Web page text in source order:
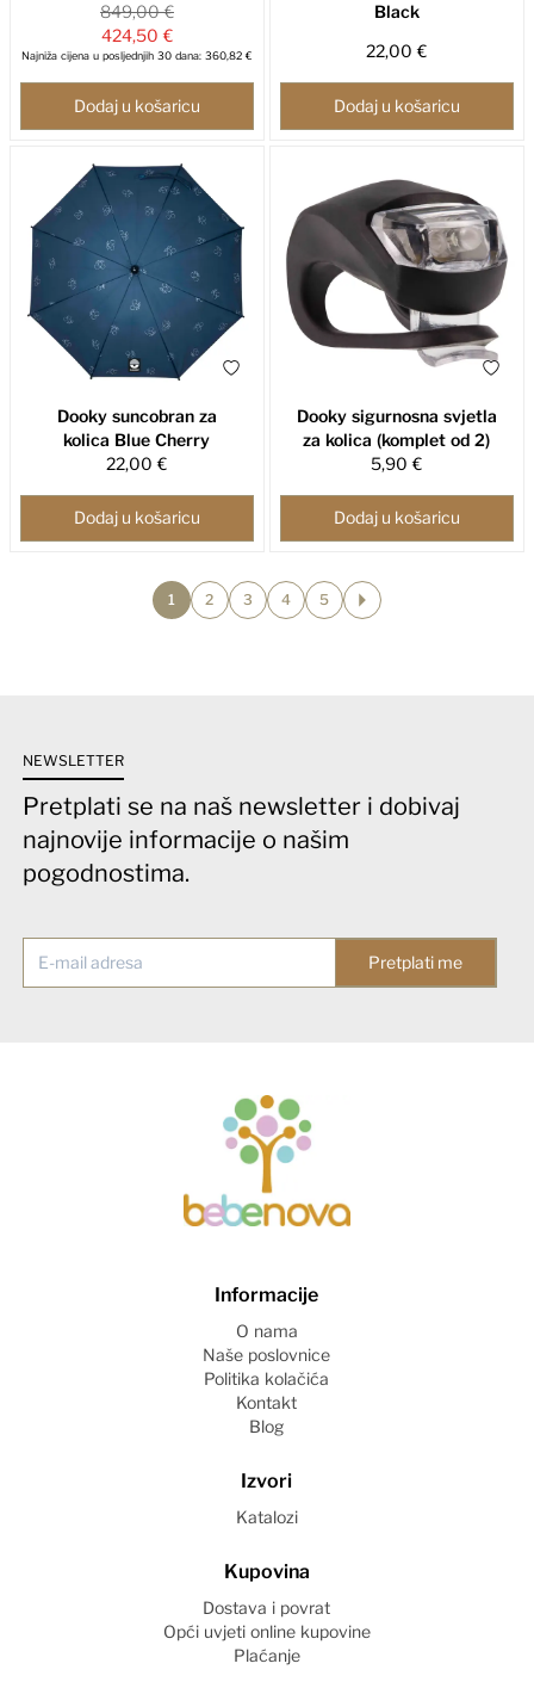
849,00 €
424,50 €
Najniža cijena u posljednjih 30 dana: 360,82 €
Dodaj u košaricu
Black
22,00 €
Dodaj u košaricu
Dooky suncobran za
kolica Blue Cherry
22,00 €
Dodaj u košaricu
Dooky sigurnosna svjetla
za kolica (komplet od 2)
5,90 €
Dodaj u košaricu
1 2 3 4 5
NEWSLETTER
Pretplati se na naš newsletter i dobivaj
najnovije informacije o našim
pogodnostima.
Pretplati me
Informacije
O nama
Naše poslovnice
Politika kolačića
Kontakt
Blog
Izvori
Katalozi
Kupovina
Dostava i povrat
Opći uvjeti online kupovine
Plaćanje